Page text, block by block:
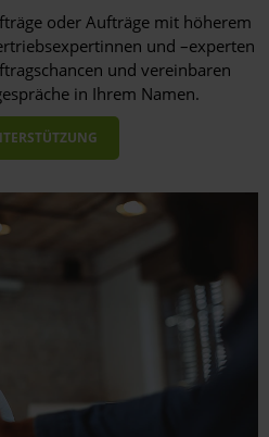
oder Aufträge mit höherem
und –experten
und vereinbaren
in Ihrem Namen.